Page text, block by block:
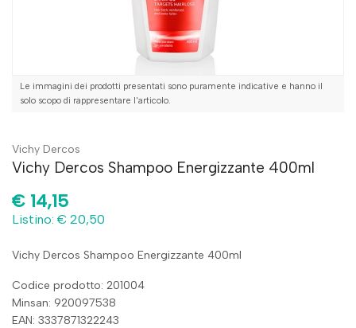
Le immagini dei prodotti presentati sono puramente indicative e hanno il
solo scopo di rappresentare l'articolo.
Vichy Dercos
Vichy Dercos Shampoo Energizzante 400ml
€ 14,15
Listino: € 20,50
Vichy Dercos Shampoo Energizzante 400ml
Codice prodotto: 201004
Minsan: 920097538
EAN: 3337871322243